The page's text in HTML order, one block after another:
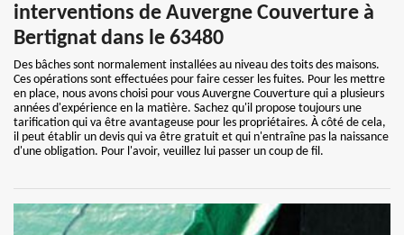
interventions de Auvergne Couverture à
Bertignat dans le 63480
Des bâches sont normalement installées au niveau des toits des maisons.
Ces opérations sont effectuées pour faire cesser les fuites. Pour les mettre
en place, nous avons choisi pour vous Auvergne Couverture qui a plusieurs
années d'expérience en la matière. Sachez qu'il propose toujours une
tarification qui va être avantageuse pour les propriétaires. À côté de cela,
il peut établir un devis qui va être gratuit et qui n'entraîne pas la naissance
d'une obligation. Pour l'avoir, veuillez lui passer un coup de fil.